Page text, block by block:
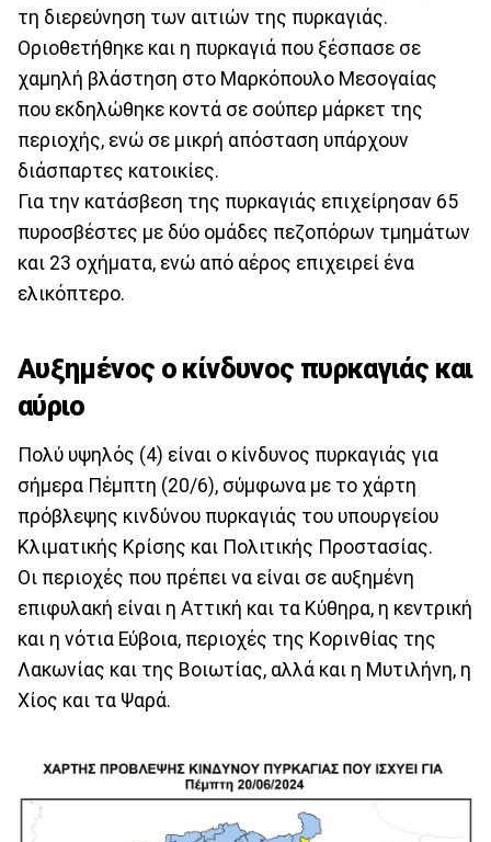
τη διερεύνηση των αιτιών της πυρκαγιάς.
Οριοθετήθηκε και η πυρκαγιά που ξέσπασε σε
χαμηλή βλάστηση στο Μαρκόπουλο Μεσογαίας
που εκδηλώθηκε κοντά σε σούπερ μάρκετ της
περιοχής, ενώ σε μικρή απόσταση υπάρχουν
διάσπαρτες κατοικίες.
Για την κατάσβεση της πυρκαγιάς επιχείρησαν 65
πυροσβέστες με δύο ομάδες πεζοπόρων τμημάτων
και 23 οχήματα, ενώ από αέρος επιχειρεί ένα
ελικόπτερο.
Αυξημένος ο κίνδυνος πυρκαγιάς και
αύριο
Πολύ υψηλός (4) είναι ο κίνδυνος πυρκαγιάς για
σήμερα Πέμπτη (20/6), σύμφωνα με το χάρτη
πρόβλεψης κινδύνου πυρκαγιάς του υπουργείου
Κλιματικής Κρίσης και Πολιτικής Προστασίας.
Οι περιοχές που πρέπει να είναι σε αυξημένη
επιφυλακή είναι η Αττική και τα Κύθηρα, η κεντρική
και η νότια Εύβοια, περιοχές της Κορινθίας της
Λακωνίας και της Βοιωτίας, αλλά και η Μυτιλήνη, η
Χίος και τα Ψαρά.